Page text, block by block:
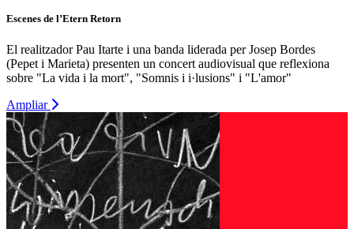
Escenes de l’Etern Retorn
El realitzador Pau Itarte i una banda liderada per Josep Bordes
(Pepet i Marieta) presenten un concert audiovisual que reflexiona
sobre "La vida i la mort", "Somnis i i·lusions" i "L'amor"
Ampliar